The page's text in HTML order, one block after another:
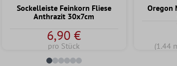
Sockelleiste Feinkorn Fliese
Anthrazit 30x7cm
6,90 €
pro Stück
Oregon
(1.44